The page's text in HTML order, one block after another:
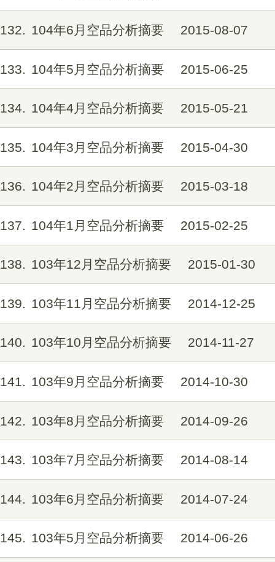
132 104年6月空品分析摘要 2015-08-07
133 104年5月空品分析摘要 2015-06-25
134 104年4月空品分析摘要 2015-05-21
135 104年3月空品分析摘要 2015-04-30
136 104年2月空品分析摘要 2015-03-18
137 104年1月空品分析摘要 2015-02-25
138 103年12月空品分析摘要 2015-01-30
139 103年11月空品分析摘要 2014-12-25
140 103年10月空品分析摘要 2014-11-27
141 103年9月空品分析摘要 2014-10-30
142 103年8月空品分析摘要 2014-09-26
143 103年7月空品分析摘要 2014-08-14
144 103年6月空品分析摘要 2014-07-24
145 103年5月空品分析摘要 2014-06-26